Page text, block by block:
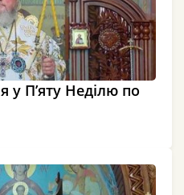
у П’яту Неділю по